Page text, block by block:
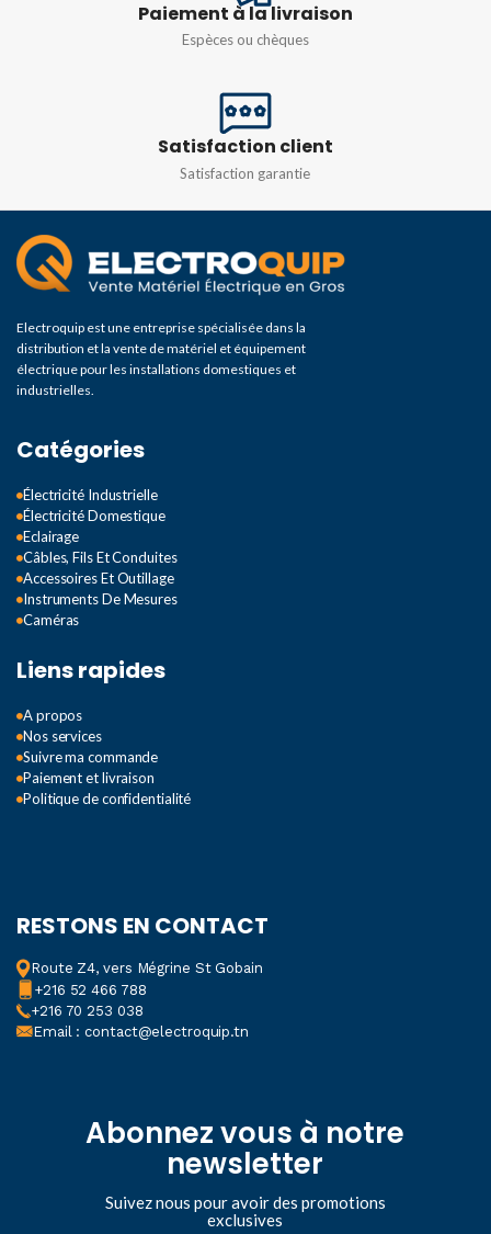
Paiement à la livraison
Espèces ou chèques
Satisfaction client
Satisfaction garantie
Electroquip est une entreprise spécialisée dans la
distribution et la vente de matériel et équipement
électrique pour les installations domestiques et
industrielles.
Catégories
Électricité Industrielle
Électricité Domestique
Eclairage
Câbles, Fils Et Conduites
Accessoires Et Outillage
Instruments De Mesures
Caméras
Liens rapides
A propos
Nos services
Suivre ma commande
Paiement et livraison
Politique de confidentialité
RESTONS EN CONTACT
Route Z4, vers Mégrine St Gobain
+216 52 466 788
+216 70 253 038
Email : contact@electroquip.tn
Abonnez vous à notre
newsletter
Suivez nous pour avoir des promotions
exclusives